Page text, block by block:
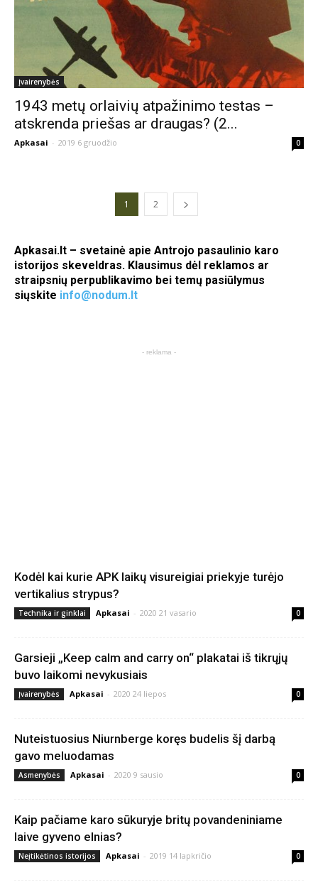
Įvairenybės
1943 metų orlaivių atpažinimo testas –
atskrenda priešas ar draugas? (2...
Apkasai - 2019 6 gruodžio 0
1 2
Apkasai.lt – svetainė apie Antrojo pasaulinio karo
istorijos skeveldras. Klausimus dėl reklamos ar
straipsnių perpublikavimo bei temų pasiūlymus
siųskite info@nodum.lt
- reklama -
Kodėl kai kurie APK laikų visureigiai priekyje turėjo
vertikalius strypus?
Technika ir ginklai Apkasai - 2020 21 vasario 0
Garsieji „Keep calm and carry on“ plakatai iš tikrųjų
buvo laikomi nevykusiais
Įvairenybės Apkasai - 2020 24 liepos 0
Nuteistuosius Niurnberge koręs budelis šį darbą
gavo meluodamas
Asmenybės Apkasai - 2020 9 sausio 0
Kaip pačiame karo sūkuryje britų povandeniniame
laive gyveno elnias?
Neįtikėtinos istorijos Apkasai - 2019 14 lapkričio 0